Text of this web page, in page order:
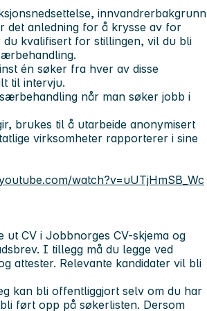
innvandrerbakgrunn
det anledning for å krysse av for
du kvalifisert for stillingen, vil du bli
én søker fra hver av disse
til intervju.
når man søker jobb i
brukes til å utarbeide anonymisert
virksomheter rapporterer i sine
watch?v=uUTjHmSB_Wc
ut CV i Jobbnorges CV-skjema og
I tillegg må du legge ved
attester. Relevante kandidater vil bli
kan bli offentliggjort selv om du har
ført opp på søkerlisten. Dersom